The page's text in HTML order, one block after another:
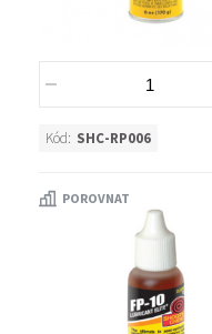
Kód: SHC-RP006
POROVNAT